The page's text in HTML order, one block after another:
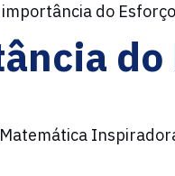
do Esforço
do